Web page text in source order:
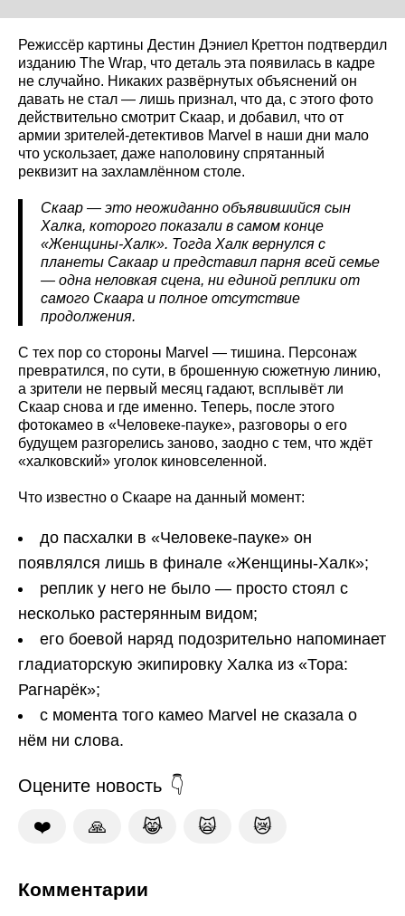
Режиссёр картины Дестин Дэниел Креттон подтвердил
изданию The Wrap, что деталь эта появилась в кадре
не случайно. Никаких развёрнутых объяснений он
давать не стал — лишь признал, что да, с этого фото
действительно смотрит Скаар, и добавил, что от
армии зрителей-детективов Marvel в наши дни мало
что ускользает, даже наполовину спрятанный
реквизит на захламлённом столе.
Скаар — это неожиданно объявившийся сын
Халка, которого показали в самом конце
«Женщины-Халк». Тогда Халк вернулся с
планеты Сакаар и представил парня всей семье
— одна неловкая сцена, ни единой реплики от
самого Скаара и полное отсутствие
продолжения.
С тех пор со стороны Marvel — тишина. Персонаж
превратился, по сути, в брошенную сюжетную линию,
а зрители не первый месяц гадают, всплывёт ли
Скаар снова и где именно. Теперь, после этого
фотокамео в «Человеке-пауке», разговоры о его
будущем разгорелись заново, заодно с тем, что ждёт
«халковский» уголок киновселенной.
Что известно о Скааре на данный момент:
до пасхалки в «Человеке-пауке» он
появлялся лишь в финале «Женщины-Халк»;
реплик у него не было — просто стоял с
несколько растерянным видом;
его боевой наряд подозрительно напоминает
гладиаторскую экипировку Халка из «Тора:
Рагнарёк»;
с момента того камео Marvel не сказала о
нём ни слова.
Оцените новость
❤️ 🙏 😹 🙀 😿
Комментарии